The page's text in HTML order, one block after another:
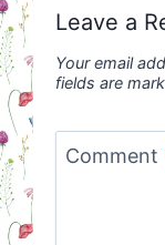
Leave a
Your email
fields are
Comment